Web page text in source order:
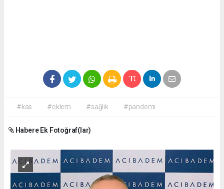
#kas #eklem #sağlık #pandemi
Habere Ek Fotoğraf(lar)